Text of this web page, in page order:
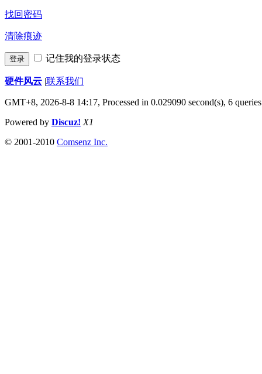
找回密码
清除痕迹
登录 记住我的登录状态
硬件风云 |联系我们
GMT+8, 2026-8-8 14:17, Processed in 0.029090 second(s), 6 queries
Powered by Discuz! X1
© 2001-2010 Comsenz Inc.